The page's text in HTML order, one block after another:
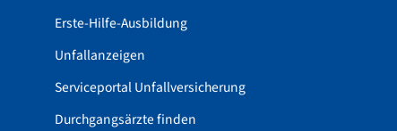
Erste-Hilfe-Ausbildung
Unfallanzeigen
Serviceportal Unfallversicherung
Durchgangsärzte finden